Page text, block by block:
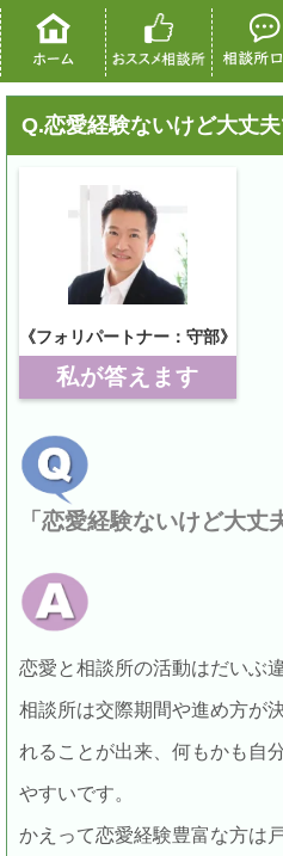
Q.恋愛経験ないけど大丈夫
《フォリパートナー：守部》
私が答えます
「恋愛経験ないけど大丈
恋愛と相談所の活動はだいぶ
相談所は交際期間や進め方が
れることが出来、何もかも自
やすいです。
かえって恋愛経験豊富な方は